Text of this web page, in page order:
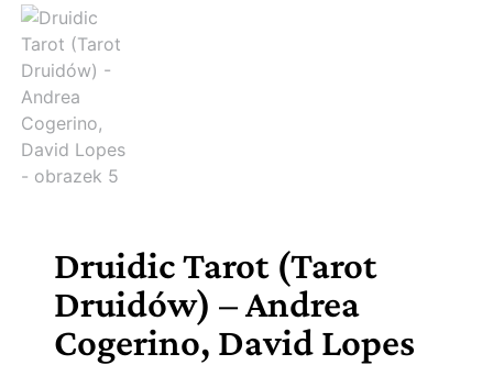
Druidic Tarot (Tarot
Druidów) – Andrea
Cogerino, David Lopes